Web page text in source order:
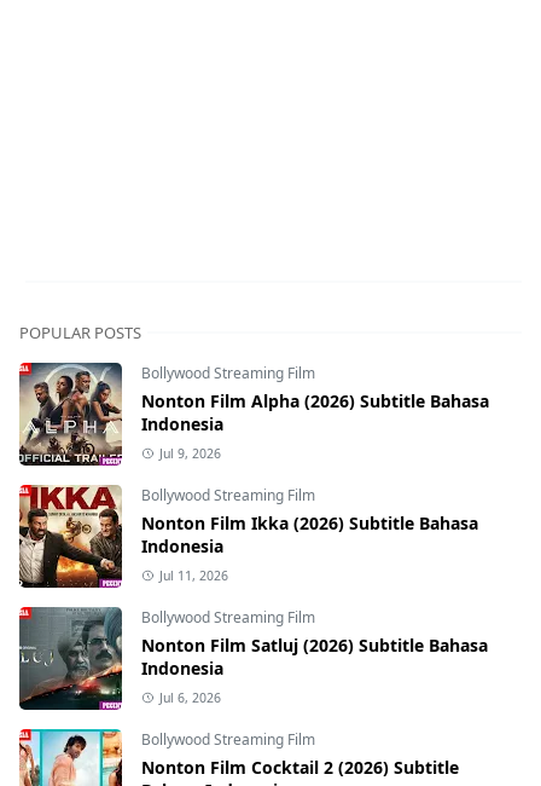
POPULAR POSTS
Bollywood Streaming Film
Nonton Film Alpha (2026) Subtitle Bahasa
Indonesia
Jul 9, 2026
Bollywood Streaming Film
Nonton Film Ikka (2026) Subtitle Bahasa
Indonesia
Jul 11, 2026
Bollywood Streaming Film
Nonton Film Satluj (2026) Subtitle Bahasa
Indonesia
Jul 6, 2026
Bollywood Streaming Film
Nonton Film Cocktail 2 (2026) Subtitle